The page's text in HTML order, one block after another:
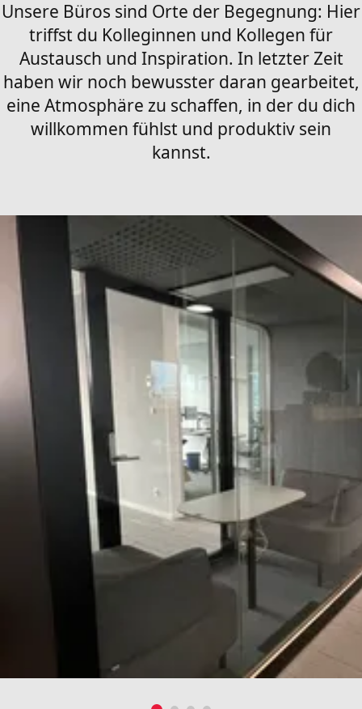
Unsere Büros sind Orte der Begegnung: Hier
triffst du Kolleginnen und Kollegen für
Austausch und Inspiration. In letzter Zeit
haben wir noch bewusster daran gearbeitet,
eine Atmosphäre zu schaffen, in der du dich
willkommen fühlst und produktiv sein
kannst.